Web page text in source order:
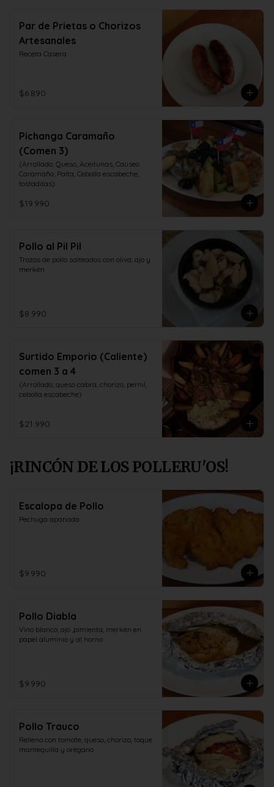
Par de Prietas o Chorizos
Artesanales
Receta Casera
$6.890
Pichanga Caramaño
(Comen 3)
(Arrollado, Queso, Aceitunas, Causeo
Caramaño, Palta, Cebolla escabeche,
tostaditas)
$19.990
Pollo al Pil Pil
Trozos de pollo salteados con oliva, ajo y
merkèn
$8.990
Surtido Emporio (Caliente)
comen 3 a 4
(Arrollado, queso cabra, chorizo, pernil,
cebolla escabeche)
$21.990
¡RINCÓN DE LOS POLLERU'OS!
Escalopa de Pollo
Pechuga apanada
$9.990
Pollo Diabla
Vino blanco, ajo ,pimienta, merkén en
papel aluminio y al horno
$9.990
Pollo Trauco
Relleno con tomate, queso, chorizo, toque
mantequilla y orégano